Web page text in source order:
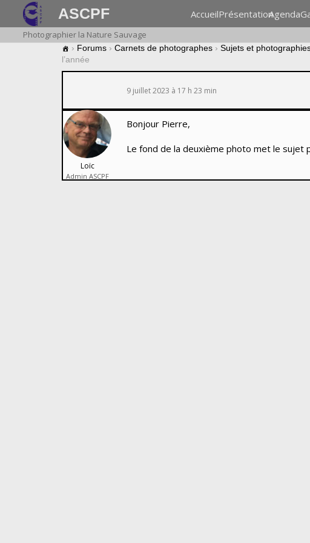
ASCPF AccueilPrésentationAgenda
Photographier la Nature Sauvage
› Forums › Carnets de photographes › Sujets et
l’année
9 juillet 2023 à 17 h 23 min
Loïc
Admin ASCPF
Bonjour Pierre,
Le fond de la deuxième photo met le sujet